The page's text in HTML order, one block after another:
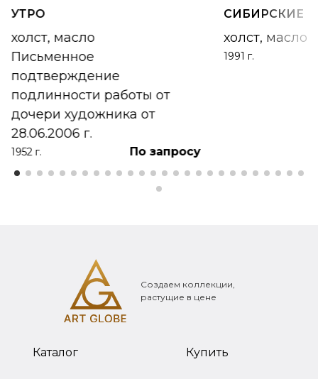
УТРО
холст, масло
Письменное
подтверждение
подлинности работы от
дочери художника от
28.06.2006 г.
1952 г. По запросу
СИБИРСКИЕ
холст, масло
1991 г.
Создаем коллекции,
растущие в цене
Каталог Купить